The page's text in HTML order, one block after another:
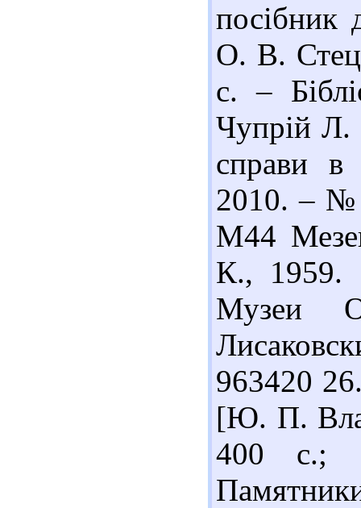
О. В.
с. –
Чупрій Л.
справи в
2010. – №
М44
К., 1959.
Музеи
963420
[Ю. П.
400 с.;